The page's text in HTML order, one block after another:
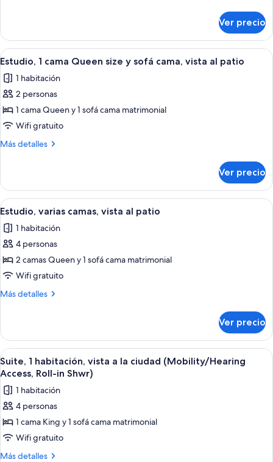
al
patio
1
habitación,
vista
patio
Ver precio
Abrir
todas
las
fotos
de
Estudio,
1
size
sofá
cama,
vista
al
patio
Ropa de cama de alta calidad y caja
13
Estudio, 1 cama Queen size y sofá cama, vista al patio
1 habitación
2 personas
1 cama Queen y 1 sofá cama matrimonial
Wifi gratuito
Más detalles
Más
1
cama
Queen
sofá
vista
al
Ver precio
Abrir
todas
las
fotos
de
Estudio,
varias
al
patio
Estudio, varias camas, vista al patio
8
Estudio, varias camas, vista al patio
1 habitación
4 personas
2 camas Queen y 1 sofá cama matrimonial
Wifi gratuito
Más detalles
Más
varias
camas,
vista
al
Ver precio
Abrir
todas
las
fotos
de
Suite,
1
habitación,
Habitación de hotel con cama,
6
Suite, 1 habitación, vista a la ciudad (Mobility/Hearing
Access, Roll-in Shwr)
1 habitación
4 personas
1 cama King y 1 sofá cama matrimonial
Wifi gratuito
Más detalles
Más